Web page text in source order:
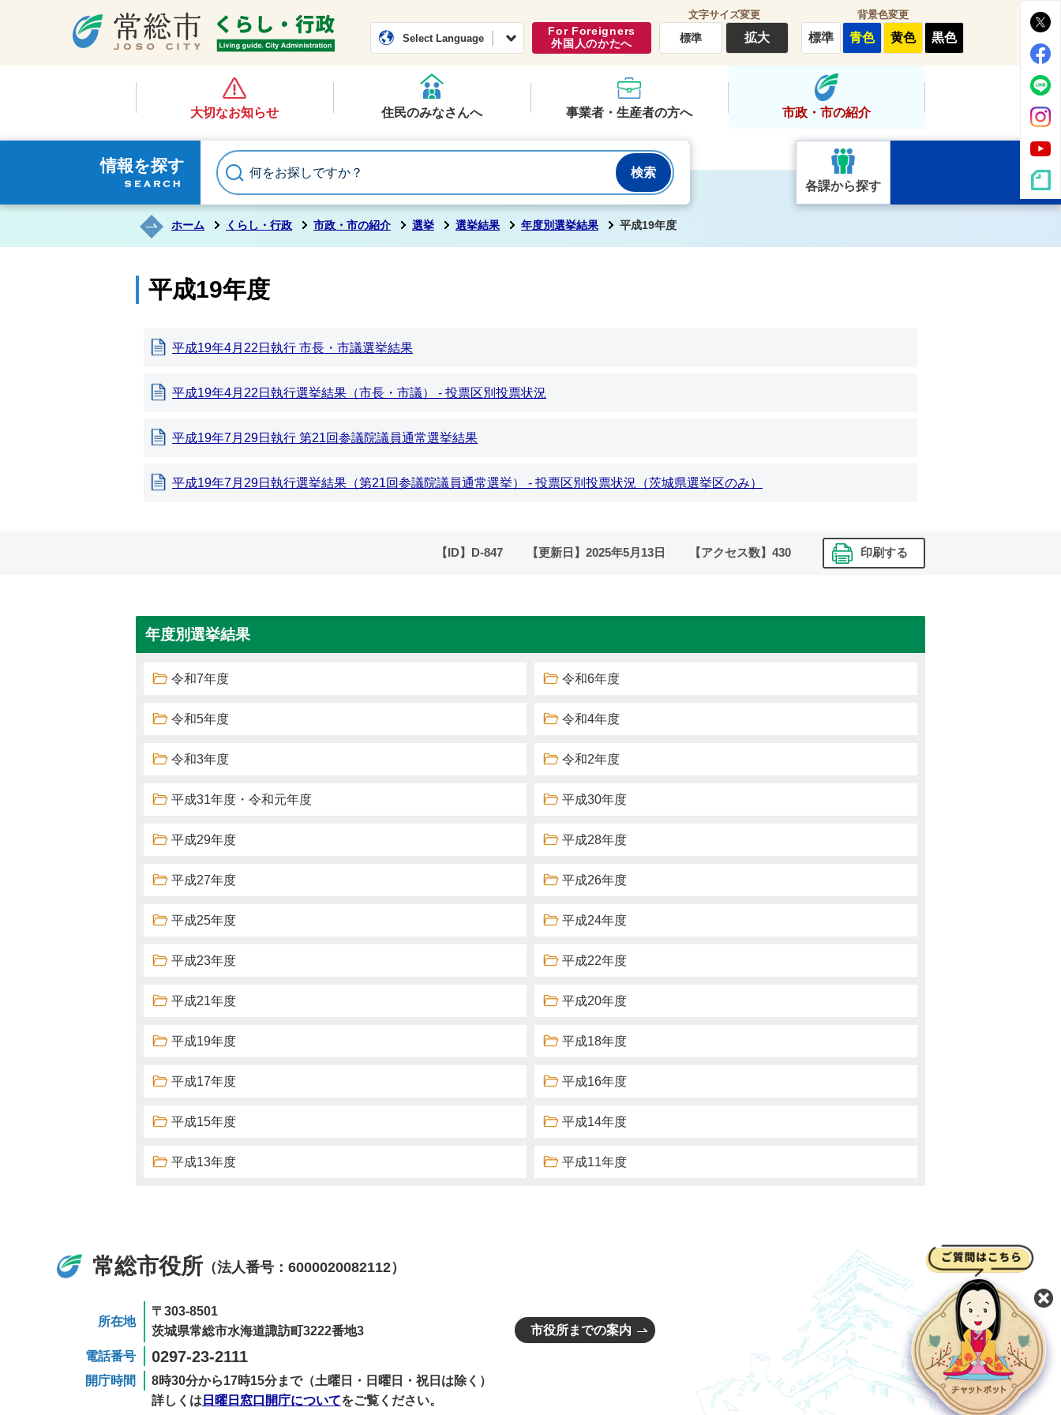
常総市公式ホームページくらし・行政
Select Language
For Foreigners
外国人のかたへ
文字サイズ変更
標準 拡大
背景色変更
標準 青色 黄色 黒色
大切なお知らせ 住民のみなさんへ 事業者・生産者の方へ 市政・市の紹介
情報を探す
各課から探す
ホーム くらし・行政 市政・市の紹介 選挙 選挙結果 年度別選挙結果 平成19年度
平成19年度
平成19年4月22日執行 市長・市議選挙結果
平成19年4月22日執行選挙結果（市長・市議） - 投票区別投票状況
平成19年7月29日執行 第21回参議院議員通常選挙結果
平成19年7月29日執行選挙結果（第21回参議院議員通常選挙） - 投票区別投票状況（茨城県選挙区のみ）
【ID】 D-847 【更新日】 2025年5月13日 【アクセス数】 430 印刷する
年度別選挙結果
令和7年度 令和6年度
令和5年度 令和4年度
令和3年度 令和2年度
平成31年度・令和元年度 平成30年度
平成29年度 平成28年度
平成27年度 平成26年度
平成25年度 平成24年度
平成23年度 平成22年度
平成21年度 平成20年度
平成19年度 平成18年度
平成17年度 平成16年度
平成15年度 平成14年度
平成13年度 平成11年度
常総市役所 （法人番号：6000020082112）
所在地
〒303-8501
茨城県常総市水海道諏訪町3222番地3
電話番号
0297-23-2111
開庁時間
8時30分から17時15分まで（土曜日・日曜日・祝日は除く）
詳しくは 日曜日窓口開庁についてをご覧ください。
市役所までの案内